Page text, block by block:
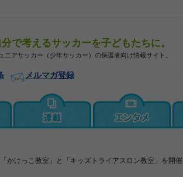
分で考えるサッカーを子どもたちに。
ニアサッカー（少年サッカー）の保護者向け情報サイト。
メルマガ登録
かけっこ教室」と「キッズトライアスロン教室」を開催